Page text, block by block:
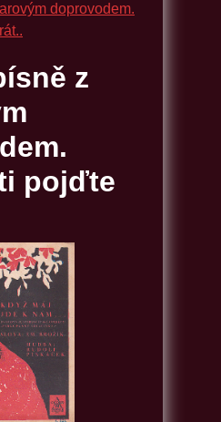
doprovodem.
z
pojďte